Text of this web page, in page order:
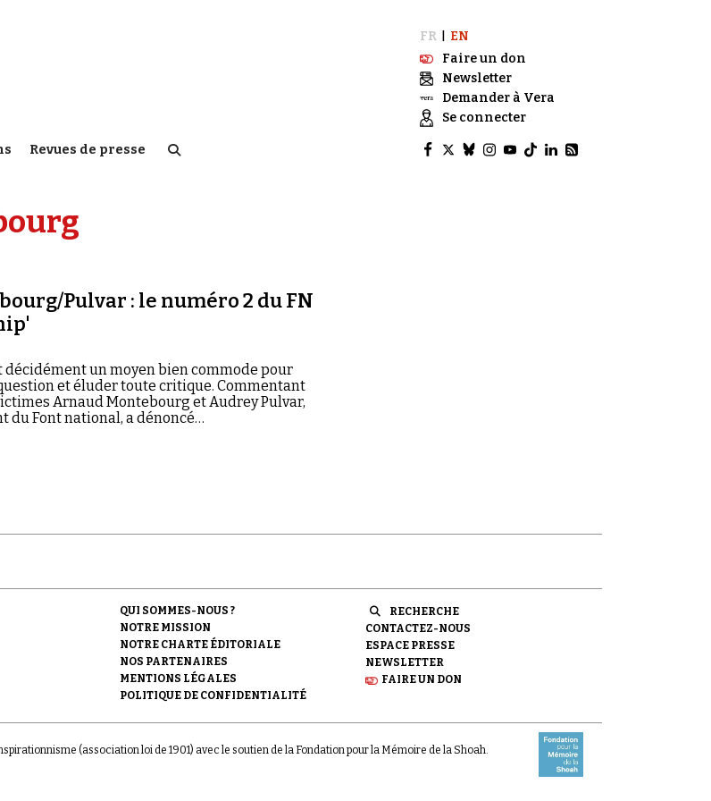
Revues de presse
FR
EN
Faire un don
Newsletter
Demander à Vera
Se connecter
Pulvar : le numéro 2 du FN
décidément un moyen bien commode pour
et éluder toute critique. Commentant
Arnaud Montebourg et Audrey Pulvar,
du Font national, a dénoncé…
QUI SOMMES-NOUS ?
NOTRE MISSION
NOTRE CHARTE ÉDITORIALE
NOS PARTENAIRES
MENTIONS LÉGALES
POLITIQUE DE CONFIDENTIALITÉ
RECHERCHE
CONTACTEZ-NOUS
ESPACE PRESSE
NEWSLETTER
FAIRE UN DON
(association loi de 1901) avec le soutien de la Fondation pour la Mémoire de la Shoah.